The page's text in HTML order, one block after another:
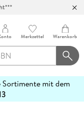
Merkzettel Warenkorb
mit dem